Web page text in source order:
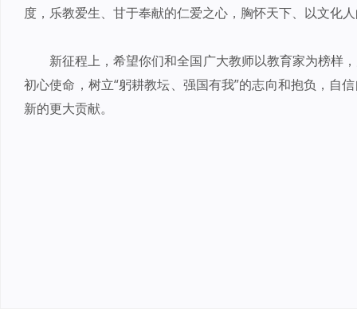
度，乐教爱生、甘于奉献的仁爱之心，胸怀天下、以文化
新征程上，希望你们和全国广大教师以教育家为榜样
初心使命，树立“躬耕教坛、强国有我”的志向和抱负，自
新的更大贡献。